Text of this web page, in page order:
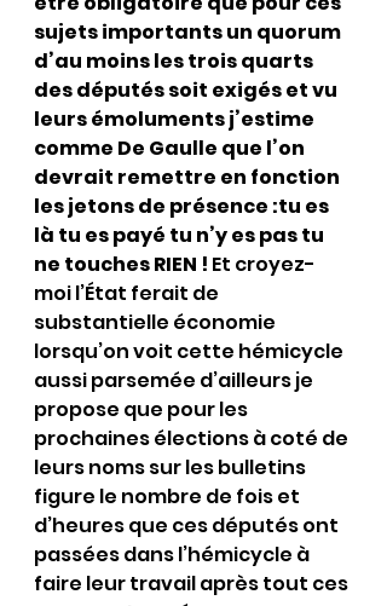
sujets importants un quorum
d’au moins les trois quarts
des députés soit exigés et vu
leurs émoluments j’estime
comme De Gaulle que l’on
devrait remettre en fonction
les jetons de présence :tu es
là tu es payé tu n’y es pas tu
ne touches RIEN ! Et croyez-
moi l’État ferait de
substantielle économie
lorsqu’on voit cette hémicycle
aussi parsemée d’ailleurs je
propose que pour les
prochaines élections à coté de
leurs noms sur les bulletins
figure le nombre de fois et
d’heures que ces députés ont
passées dans l’hémicycle à
faire leur travail après tout ces